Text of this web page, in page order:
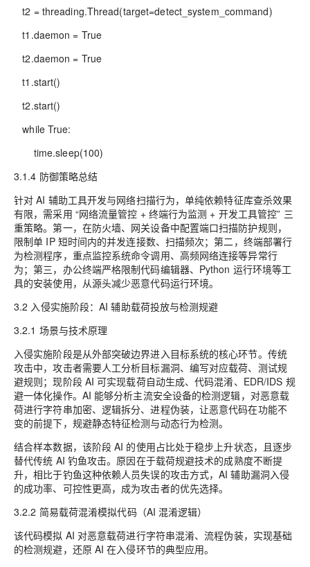
t2 = threading.Thread(target=detect_system_command)
t1.daemon = True
t2.daemon = True
t1.start()
t2.start()
while True:
time.sleep(100)
3.1.4 防御策略总结
针对 AI 辅助工具开发与网络扫描行为，单纯依赖特征库查杀效果
有限，需采用 “网络流量管控 + 终端行为监测 + 开发工具管控” 三
重策略。第一，在防火墙、网关设备中配置端口扫描防护规则，
限制单 IP 短时间内的并发连接数、扫描频次；第二，终端部署行
为检测程序，重点监控系统命令调用、高频网络连接等异常行
为；第三，办公终端严格限制代码编辑器、Python 运行环境等工
具的安装使用，从源头减少恶意代码运行环境。
3.2 入侵实施阶段：AI 辅助载荷投放与检测规避
3.2.1 场景与技术原理
入侵实施阶段是从外部突破边界进入目标系统的核心环节。传统
攻击中，攻击者需要人工分析目标漏洞、编写对应载荷、测试规
避规则；现阶段 AI 可实现载荷自动生成、代码混淆、EDR/IDS 规
避一体化操作。AI 能够分析主流安全设备的检测逻辑，对恶意载
荷进行字符串加密、逻辑拆分、进程伪装，让恶意代码在功能不
变的前提下，规避静态特征检测与动态行为检测。
结合样本数据，该阶段 AI 的使用占比处于稳步上升状态，且逐步
替代传统 AI 钓鱼攻击。原因在于载荷规避技术的成熟度不断提
升，相比于钓鱼这种依赖人员失误的攻击方式，AI 辅助漏洞入侵
的成功率、可控性更高，成为攻击者的优先选择。
3.2.2 简易载荷混淆模拟代码（AI 混淆逻辑）
该代码模拟 AI 对恶意载荷进行字符串混淆、流程伪装，实现基础
的检测规避，还原 AI 在入侵环节的典型应用。